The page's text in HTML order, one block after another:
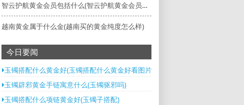
智云护航黄金会员包括什么(智云护航黄金会员包括什么东西)
越南黄金属于什么金(越南买的黄金纯度怎么样)
今日要闻
玉镯搭配什么黄金好(玉镯搭配什么黄金好看图片)
玉镯辟邪黄金手链寓意什么(玉镯驱邪吗)
玉镯搭配什么项链黄金好(玉镯子搭配)